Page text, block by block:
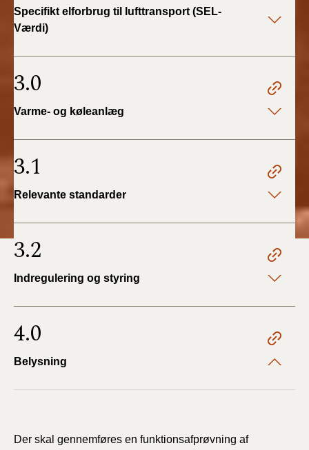
Specifikt elforbrug til lufttransport (SEL-
Værdi)
3.0
Varme- og køleanlæg
3.1
Relevante standarder
3.2
Indregulering og styring
4.0
Belysning
Der skal gennemføres en funktionsafprøvning af